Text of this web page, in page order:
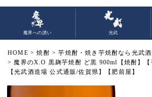
魔界への誘い 光武
HOME 焼酎
芋焼酎・焼き芋焼酎なら光武
魔界のX.O 黒麹芋焼酎 ど黒 900ml【焼酎】【
【光武酒造場 公式通販/佐賀県】【肥前屋】